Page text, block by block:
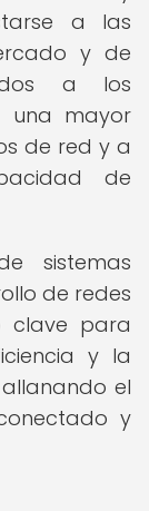
a las
y de
a los
una mayor
de red y a
de
sistemas
de redes
clave para
y la
el
y